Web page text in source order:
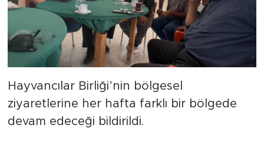
Hayvancılar Birliği’nin bölgesel
ziyaretlerine her hafta farklı bir bölgede
devam edeceği bildirildi.